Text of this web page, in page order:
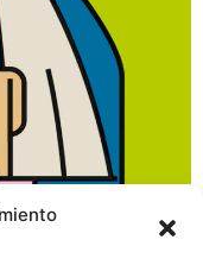
a las once a su